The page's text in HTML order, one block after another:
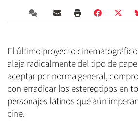
El último proyecto
aleja radicalmente del tipo de
aceptar por norma general,
con erradicar los estereotipos en
personajes latinos que aún
cine.